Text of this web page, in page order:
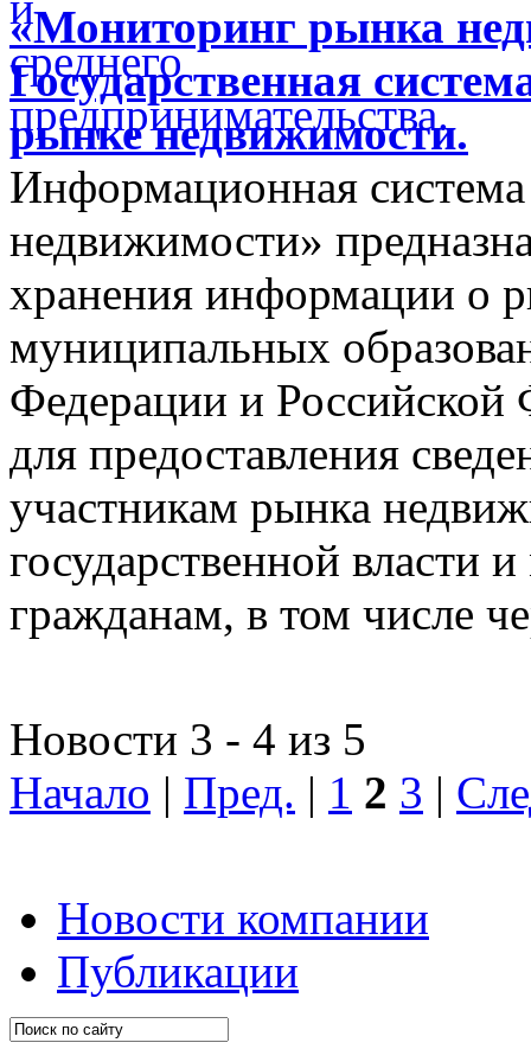
«Мониторинг рынка
Государственная
рынке недвижимости.
Информационная
недвижимости»
хранения информации о
муниципальных
Федерации и Российской
для предоставления
участникам рынка
государственной власти
гражданам, в том числе
Новости 3 - 4 из 5
Начало | Пред. | 1 2 3 |
Новости компании
Публикации